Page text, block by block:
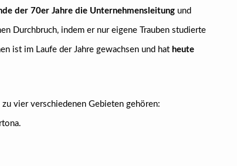
der 70er Jahre die Unternehmensleitungund
Durchbruch, indem er nur eigene Trauben studierte
ist im Laufe der Jahre gewachsen und hat heute
vier verschiedenen Gebieten gehören: